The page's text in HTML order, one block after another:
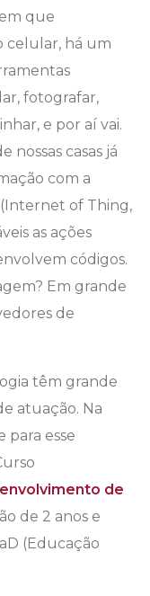
que
celular, há um
fotografar,
e por aí vai.
nossas casas já
com a
of Thing,
as ações
códigos.
Em grande
de
têm grande
atuação. Na
para esse
de
de 2 anos e
(Educação